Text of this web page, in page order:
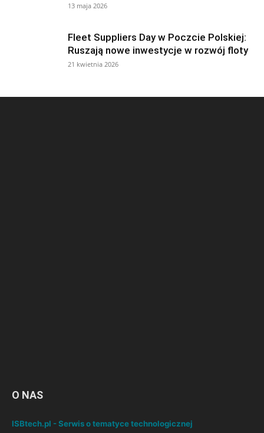
13 maja 2026
Fleet Suppliers Day w Poczcie Polskiej:
Ruszają nowe inwestycje w rozwój floty
21 kwietnia 2026
O NAS
ISBtech.pl - Serwis o tematyce technologicznej